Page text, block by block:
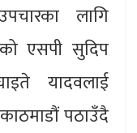
लागि
एसपी सुदिप
यादवलाई
पठाउँदै